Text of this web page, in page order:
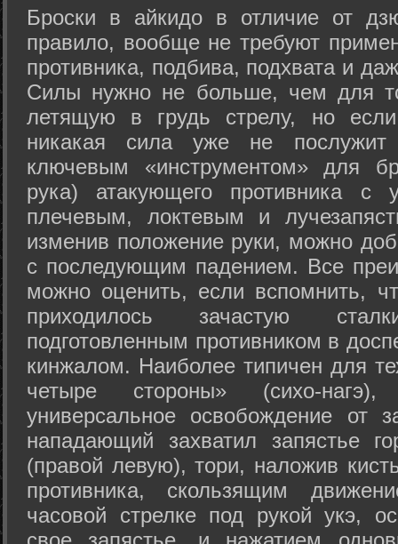
Броски в айкидо в отличие от
правило, вообще не требуют
противника, подбива, подхвата и
Силы нужно не больше, чем для
летящую в грудь стрелу, но
никакая сила уже не
ключевым «инструментом» для
рука) атакующего противника с
плечевым, локтевым и
изменив положение руки, можно
с последующим падением. Все
можно оценить, если вспомнить,
приходилось зачастую
подготовленным противником в
кинжалом. Наиболее типичен для
четыре стороны» (сихо-
универсальное освобождение от
нападающий захватил запястье
(правой левую), тори, наложив
противника, скользящим
часовой стрелке под рукой укэ,